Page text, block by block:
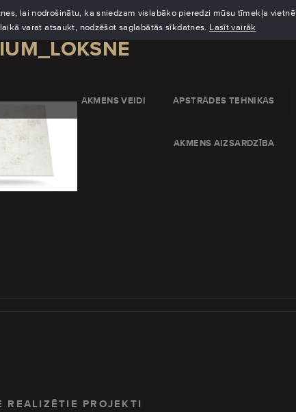
lai nodrošinātu, ka sniedzam vislabāko pieredzi mūsu tīmekļa
varat atsaukt, nodzēšot saglabātās sīkdatnes. Lasīt vairāk
AKMENS VEIDI APSTRĀDES TEHNIKAS
AKMENS AIZSARDZĪBA
REALIZĒTIE PROJEKTI